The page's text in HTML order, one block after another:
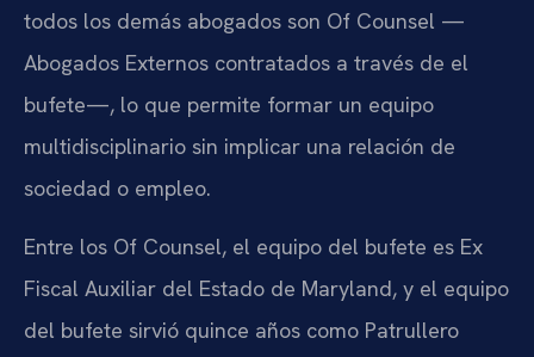
todos los demás abogados son Of Counsel —
Abogados Externos contratados a través de el
bufete—, lo que permite formar un equipo
multidisciplinario sin implicar una relación de
sociedad o empleo.
Entre los Of Counsel, el equipo del bufete es Ex
Fiscal Auxiliar del Estado de Maryland, y el equipo
del bufete sirvió quince años como Patrullero